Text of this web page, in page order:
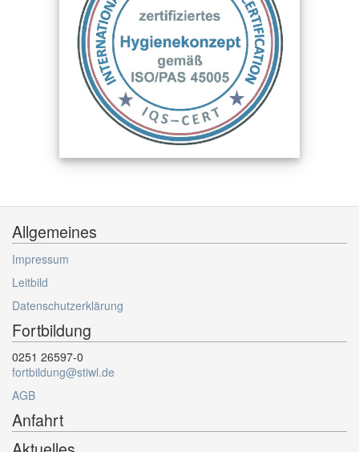
Allgemeines
Impressum
Leitbild
Datenschutzerklärung
Fortbildung
0251 26597-0
fortbildung@stiwl.de
AGB
Anfahrt